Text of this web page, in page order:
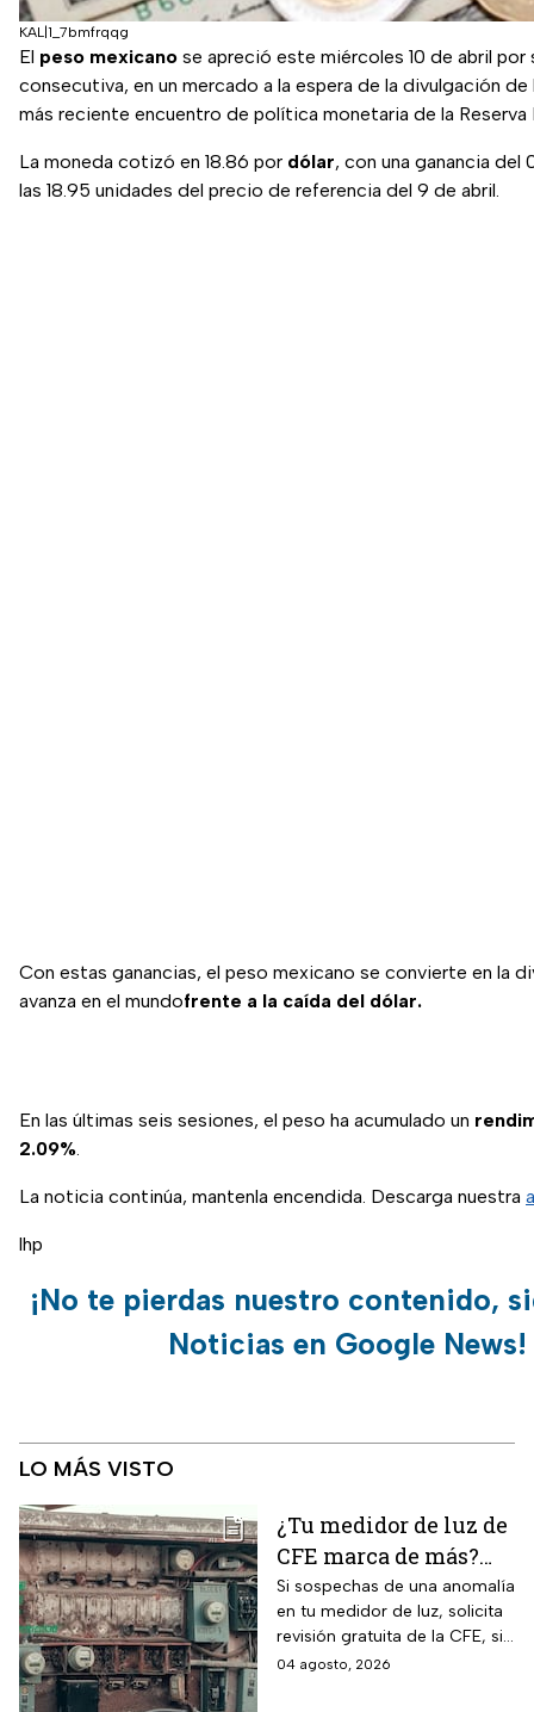
KAL|1_7bmfrqqg
El peso mexicano se apreció este miércoles 10 de abril por
consecutiva, en un mercado a la espera de la divulgación de
más reciente encuentro de política monetaria de la Reserva
La moneda cotizó en 18.86 por dólar, con una ganancia del
las 18.95 unidades del precio de referencia del 9 de abril.
Con estas ganancias, el peso mexicano se convierte en la
avanza en el mundofrente a la caída del dólar.
En las últimas seis sesiones, el peso ha acumulado un
2.09%.
La noticia continúa, mantenla encendida. Descarga nuestra
lhp
¡No te pierdas nuestro contenido,
Noticias en Google News!
LO MÁS VISTO
¿Tu medidor de luz de
CFE marca de más?
Así puedes saber si
presenta una falla
Si sospechas de una anomalía
en tu medidor de luz, solicita
revisión gratuita de la CFE, si
hay falla es totalmente
04 agosto, 2026